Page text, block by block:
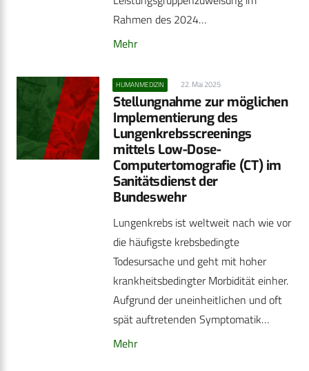
Rahmen des 2024…
Mehr
HUMANMEDIZIN 22. Mai 2025
Stellungnahme zur möglichen
Implementierung des
Lungenkrebsscreenings
mittels Low-Dose-
Computertomografie (CT) im
Sanitätsdienst der
Bundeswehr
Lungenkrebs ist weltweit nach wie vor
die häufigste krebsbedingte
Todesursache und geht mit hoher
krankheitsbedingter Morbidität einher.
Aufgrund der uneinheitlichen und oft
spät auftretenden Symptomatik…
Mehr